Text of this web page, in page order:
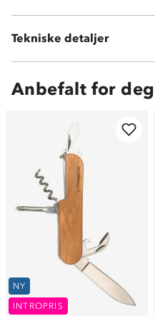
Tekniske detaljer
Volum: 350 ml
Anbefalt for deg
NY
INTROPRIS